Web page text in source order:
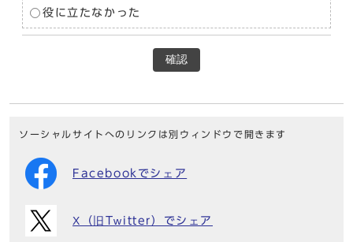
役に立たなかった
確認
ソーシャルサイトへのリンクは別ウィンドウで開きます
Facebookでシェア
X（旧Twitter）でシェア